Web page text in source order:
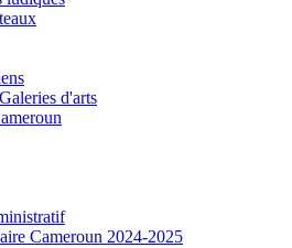
d'arts
Cameroun 2024-2025